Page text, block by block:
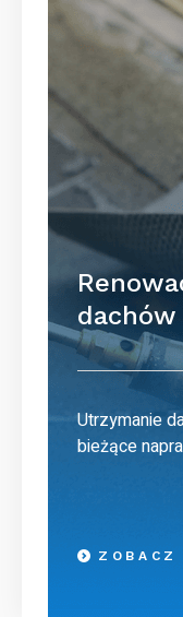
dachów
Utrzymanie
bieżące
ZOBACZ